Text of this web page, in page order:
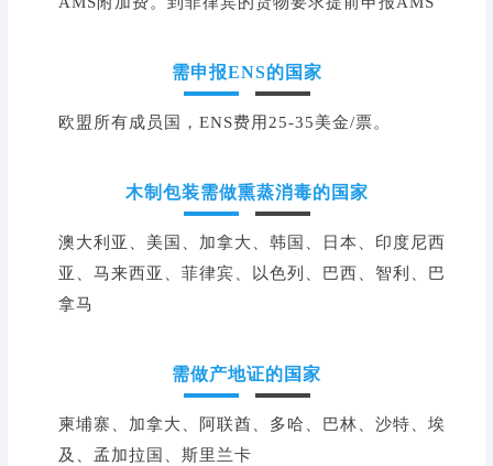
需申报ENS的国家
欧盟所有成员国，ENS费用25-35美金/票。
木制包装需做熏蒸消毒的国家
澳大利亚、美国、加拿大、韩国、日本、印度尼西
亚、马来西亚、菲律宾、以色列、巴西、智利、巴
拿马
需做产地证的国家
柬埔寨、加拿大、阿联酋、多哈、巴林、沙特、埃
及、孟加拉国、斯里兰卡